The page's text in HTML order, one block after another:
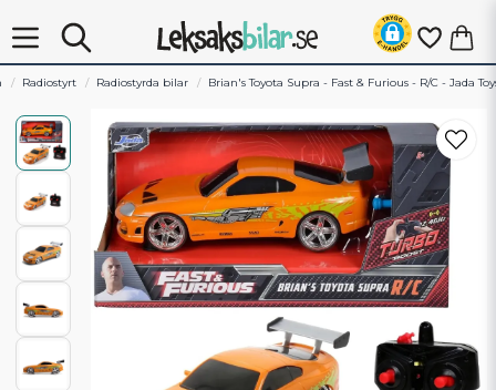
Radiostyrt Radiostyrda bilar Brian's Toyota Supra - Fast & Furious - R/C - Jada